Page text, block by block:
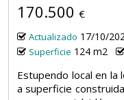
170.500 €
Actualizado 17/10/
Superficie 124 m2
Estupendo local en la
a superficie